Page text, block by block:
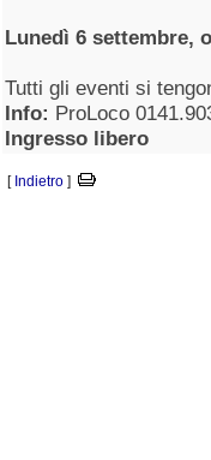
Lunedì 6 settembre,
Tutti gli eventi si
Info: ProLoco
Ingresso libero
[ Indietro ]